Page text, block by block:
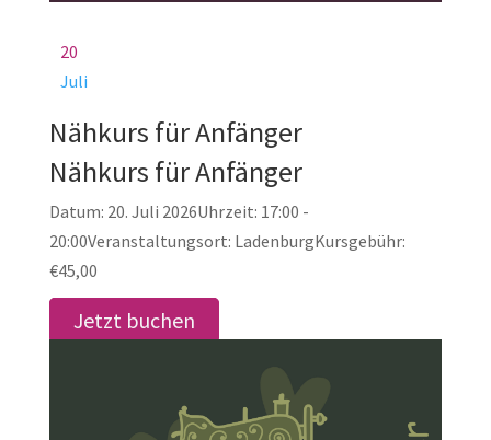
20
Juli
Nähkurs für Anfänger
Nähkurs für Anfänger
Datum: 20. Juli 2026Uhrzeit: 17:00 -
20:00Veranstaltungsort: LadenburgKursgebühr:
€45,00
Jetzt buchen